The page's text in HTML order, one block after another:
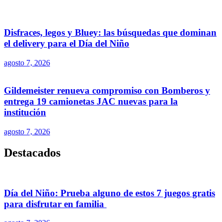
Disfraces, legos y Bluey: las búsquedas que dominan
el delivery para el Día del Niño
agosto 7, 2026
Gildemeister renueva compromiso con Bomberos y
entrega 19 camionetas JAC nuevas para la
institución
agosto 7, 2026
Destacados
Día del Niño: Prueba alguno de estos 7 juegos gratis
para disfrutar en familia